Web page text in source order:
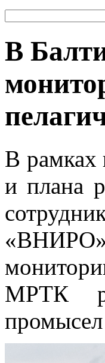
В
В рамках
и плана
МРТК